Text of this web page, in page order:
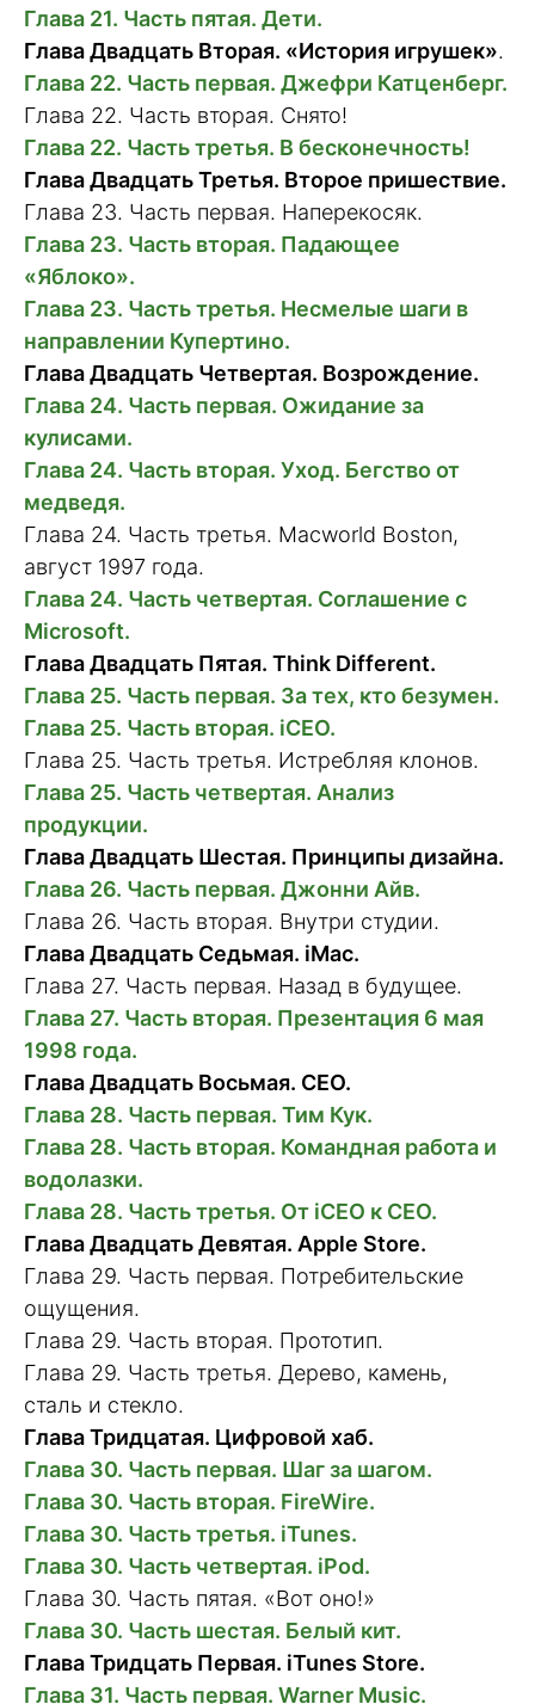
Глава 21. Часть пятая. Дети.
Глава Двадцать Вторая. «История игрушек».
Глава 22. Часть первая. Джефри Катценберг.
Глава 22. Часть вторая. Снято!
Глава 22. Часть третья. В бесконечность!
Глава Двадцать Третья. Второе пришествие.
Глава 23. Часть первая. Наперекосяк.
Глава 23. Часть вторая. Падающее
«Яблоко».
Глава 23. Часть третья. Несмелые шаги в
направлении Купертино.
Глава Двадцать Четвертая. Возрождение.
Глава 24. Часть первая. Ожидание за
кулисами.
Глава 24. Часть вторая. Уход. Бегство от
медведя.
Глава 24. Часть третья. Macworld Boston,
август 1997 года.
Глава 24. Часть четвертая. Соглашение с
Microsoft.
Глава Двадцать Пятая. Think Different.
Глава 25. Часть первая. За тех, кто безумен.
Глава 25. Часть вторая. iCEO.
Глава 25. Часть третья. Истребляя клонов.
Глава 25. Часть четвертая. Анализ
продукции.
Глава Двадцать Шестая. Принципы дизайна.
Глава 26. Часть первая. Джонни Айв.
Глава 26. Часть вторая. Внутри студии.
Глава Двадцать Седьмая. iMac.
Глава 27. Часть первая. Назад в будущее.
Глава 27. Часть вторая. Презентация 6 мая
1998 года.
Глава Двадцать Восьмая. CEO.
Глава 28. Часть первая. Тим Кук.
Глава 28. Часть вторая. Командная работа и
водолазки.
Глава 28. Часть третья. От iCEO к CEO.
Глава Двадцать Девятая. Apple Store.
Глава 29. Часть первая. Потребительские
ощущения.
Глава 29. Часть вторая. Прототип.
Глава 29. Часть третья. Дерево, камень,
сталь и стекло.
Глава Тридцатая. Цифровой хаб.
Глава 30. Часть первая. Шаг за шагом.
Глава 30. Часть вторая. FireWire.
Глава 30. Часть третья. iTunes.
Глава 30. Часть четвертая. iPod.
Глава 30. Часть пятая. «Вот оно!»
Глава 30. Часть шестая. Белый кит.
Глава Тридцать Первая. iTunes Store.
Глава 31. Часть первая. Warner Music.